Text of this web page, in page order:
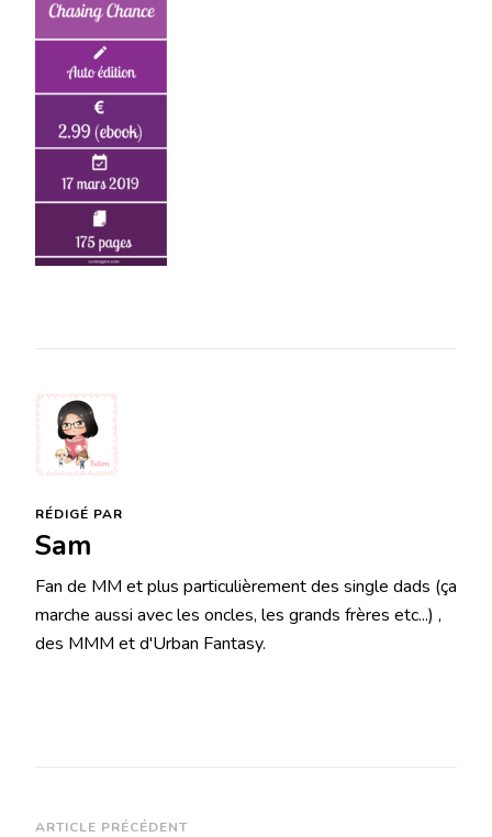
RÉDIGÉ PAR
Sam
Fan de MM et plus particulièrement des single dads (ça
marche aussi avec les oncles, les grands frères etc...) ,
des MMM et d'Urban Fantasy.
ARTICLE PRÉCÉDENT